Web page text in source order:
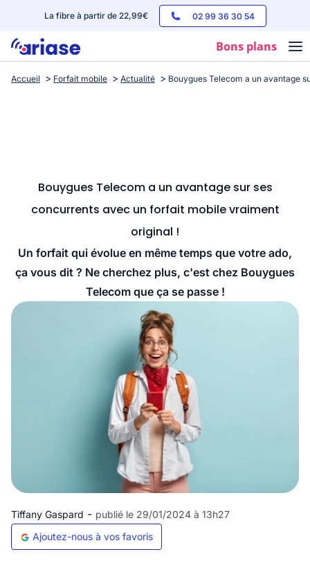
La fibre à partir de 22,99€ 02 99 36 30 54
Bons plans
Box internet
Accueil Forfait mobile Actualité Bouygues Telecom a un avantage
Bouygues Telecom a un avantage sur ses
concurrents avec un forfait mobile vraiment
original !
Un forfait qui évolue en même temps que votre ado,
ça vous dit ? Ne cherchez plus, c'est chez Bouygues
Telecom que ça se passe !
Tiffany Gaspard - publié le 29/01/2024 à 13h27
Ajoutez-nous à vos favoris